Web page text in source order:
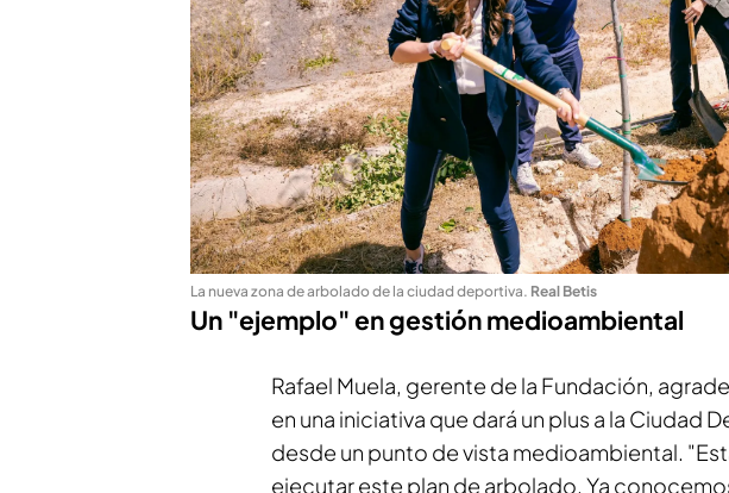
La nueva zona de arbolado de la ciudad deportiva. Real Betis
Un "ejemplo" en gestión medioambiental
Rafael Muela, gerente de la Fundación,
en una iniciativa que dará un plus a la Ciudad
desde un punto de vista medioambiental.
ejecutar este plan de arbolado. Ya